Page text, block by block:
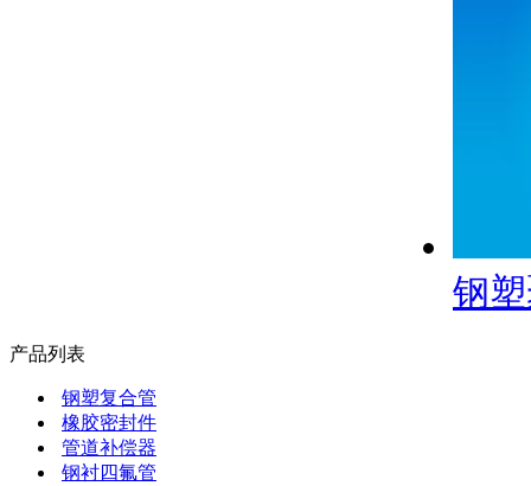
钢
产品列表
钢塑复合管
橡胶密封件
管道补偿器
钢衬四氟管